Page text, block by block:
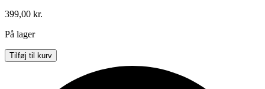
399,00 kr.
På lager
Prestige
Créme
Tilføj til kurv